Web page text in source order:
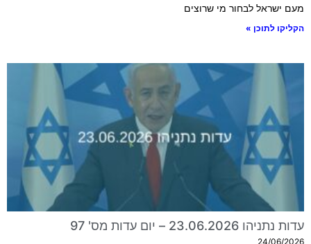
מעם ישראל לבחור מי שרוצים
הקליקו לתוכן »
עדות נתניהו 23.06.2026 – יום עדות מס' 97
24/06/2026